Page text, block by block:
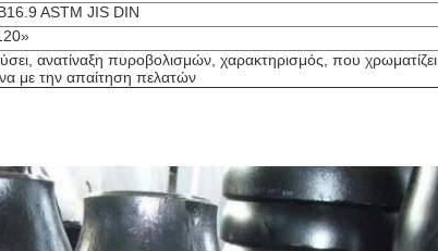
ASTM JIS DIN
ανατίναξη πυροβολισμών, χαρακτηρισμός, που χρωματίζει
με την απαίτηση πελατών